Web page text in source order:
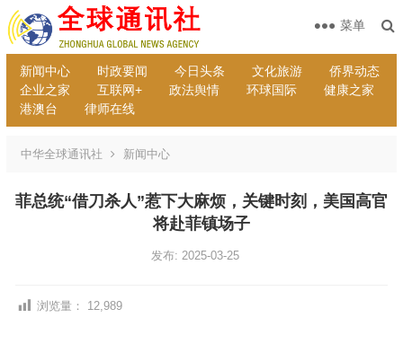
新闻中心 时政要闻 今日头条 文化旅游
侨界动态
企业之家
互联网+ 政法舆情 环球国际
健康之家
港澳台
律师在线
菜单
中华全球通讯社 新闻中心
菲总统“借刀杀人”惹下大麻烦，关键时刻，美国高官
将赴菲镇场子
发布: 2025-03-25
浏览量： 12,989